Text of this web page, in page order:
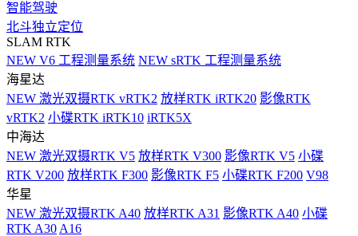
智能驾驶
北斗独立定位
SLAM RTK
NEW V6 工程测量系统 NEW sRTK 工程测量系统
海星达
NEW 激光双摄RTK vRTK2 放样RTK iRTK20 影像RTK
vRTK2 小碟RTK iRTK10 iRTK5X
中海达
NEW 激光双摄RTK V5 放样RTK V300 影像RTK V5 小碟
RTK V200 放样RTK F300 影像RTK F5 小碟RTK F200 V98
华星
NEW 激光双摄RTK A40 放样RTK A31 影像RTK A40 小碟
RTK A30 A16